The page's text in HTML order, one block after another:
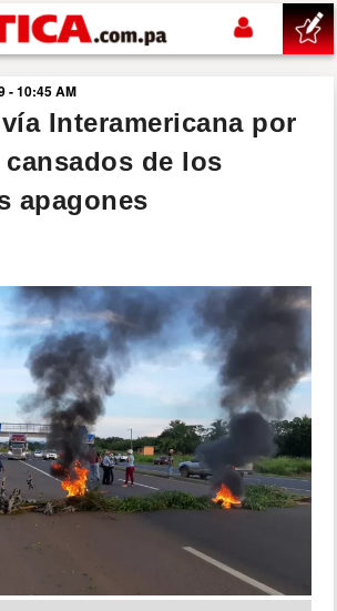
principal
- 10:45 AM
Interamericana por
de los
apagones